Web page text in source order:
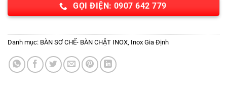
GỌI ĐIỆN: 0907 642 779
Danh mục: BÀN SƠ CHẾ- BÀN CHẶT INOX Inox Gia Định